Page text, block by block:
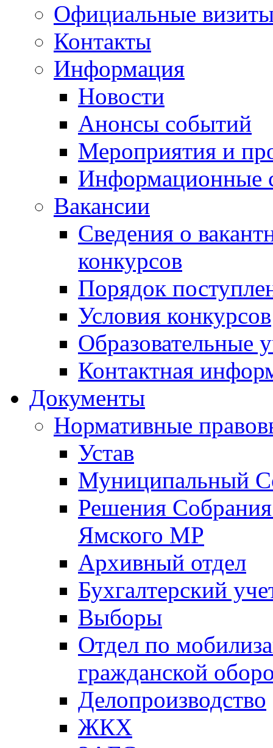
Официальные
Контакты
Информация
Новости
Анонсы событий
Мероприятия и
Информационные
Вакансии
Сведения о
конкурсов
Порядок
Условия конкурсов
Образовательные
Контактная
Документы
Нормативные
Устав
Муниципальный
Решения
Ямского МР
Архивный отдел
Бухгалтерский
Выборы
Отдел по
гражданской
Делопроизводство
ЖКХ